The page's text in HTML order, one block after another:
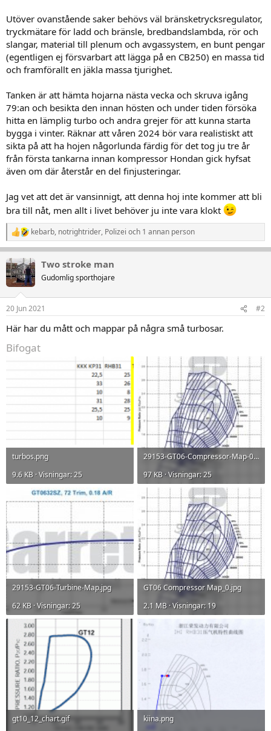
Utöver ovanstående saker behövs väl bränsketrycksregulator,
tryckmätare för ladd och bränsle, bredbandslambda, rör och
slangar, material till plenum och avgassystem, en bunt pengar
(egentligen ej försvarbart att lägga på en CB250) en massa tid
och framförallt en jäkla massa tjurighet.
Tanken är att hämta hojarna nästa vecka och skruva igång
79:an och besikta den innan hösten och under tiden försöka
hitta en lämplig turbo och andra grejer för att kunna starta
bygga i vinter. Räknar att våren 2024 bör vara realistiskt att
sikta på att ha hojen någorlunda färdig för det tog ju tre år
från första tankarna innan kompressor Hondan gick hyfsat
även om där återstår en del finjusteringar.
Jag vet att det är vansinnigt, att denna hoj inte kommer att bli
bra till nåt, men allt i livet behöver ju inte vara klokt
R
e
a
k
t
e
:
kebarb, notrightrider, Polizei och 1 annan person
Two stroke man
Gudomlig sporthojare
20 Jun 2021 #2
Här har du mått och mappar på några små turbosar.
Bifogat
turbos.png
9.6 KB · Visningar: 25
29153-GT06-Compressor-Map-0.jpg
97 KB · Visningar: 25
29153-GT06-Turbine-Map.jpg
62 KB · Visningar: 25
GT06 Compressor Map_0.jpg
2.1 MB · Visningar: 19
gt10_12_chart.gif
kiina.png